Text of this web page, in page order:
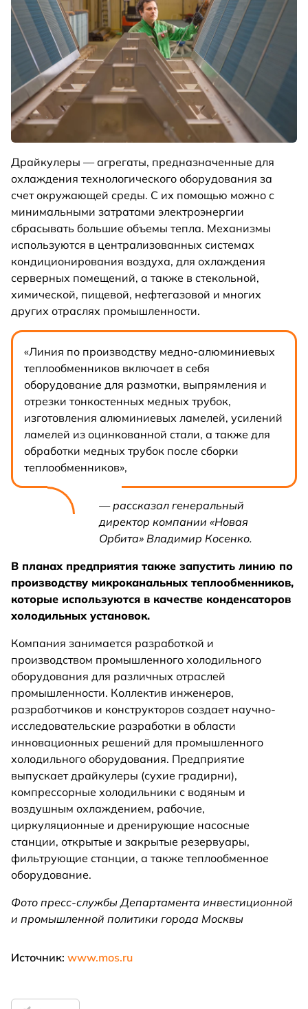
Драйкулеры — агрегаты, предназначенные для
охлаждения технологического оборудования за
счет окружающей среды. С их помощью можно с
минимальными затратами электроэнергии
сбрасывать большие объемы тепла. Механизмы
используются в централизованных системах
кондиционирования воздуха, для охлаждения
серверных помещений, а также в стекольной,
химической, пищевой, нефтегазовой и многих
других отраслях промышленности.
«Линия по производству медно-алюминиевых
теплообменников включает в себя
оборудование для размотки, выпрямления и
отрезки тонкостенных медных трубок,
изготовления алюминиевых ламелей, усилений
ламелей из оцинкованной стали, а также для
обработки медных трубок после сборки
теплообменников»,
— рассказал генеральный
директор компании «Новая
Орбита» Владимир Косенко.
В планах предприятия также запустить линию по
производству микроканальных теплообменников,
которые используются в качестве конденсаторов
холодильных установок.
Компания занимается разработкой и
производством промышленного холодильного
оборудования для различных отраслей
промышленности. Коллектив инженеров,
разработчиков и конструкторов создает научно-
исследовательские разработки в области
инновационных решений для промышленного
холодильного оборудования. Предприятие
выпускает драйкулеры (сухие градирни),
компрессорные холодильники с водяным и
воздушным охлаждением, рабочие,
циркуляционные и дренирующие насосные
станции, открытые и закрытые резервуары,
фильтрующие станции, а также теплообменное
оборудование.
Фото пресс-службы Департамента инвестиционной
и промышленной политики города Москвы
Источник: www.mos.ru